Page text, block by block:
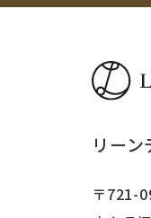
リー
〒721-